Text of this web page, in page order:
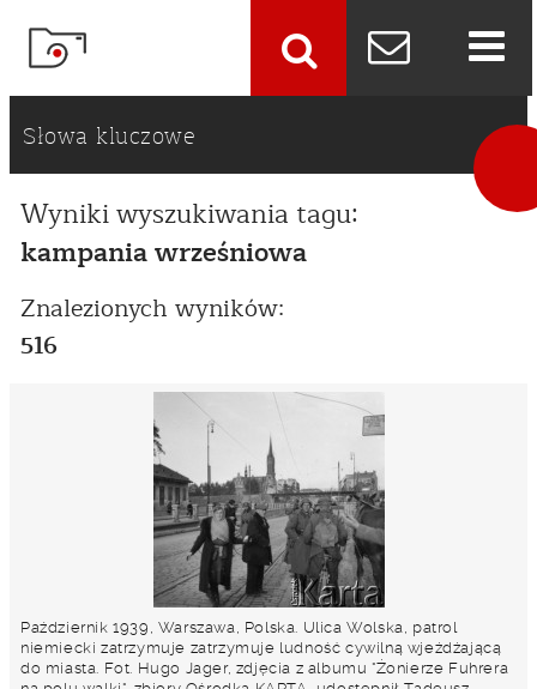
Słowa kluczowe
Wyniki wyszukiwania tagu:
kampania wrześniowa
Znalezionych wyników:
516
Październik 1939, Warszawa, Polska. Ulica Wolska, patrol
niemiecki zatrzymuje zatrzymuje ludność cywilną wjeżdżającą
do miasta. Fot. Hugo Jager, zdjęcia z albumu "Żonierze Fuhrera